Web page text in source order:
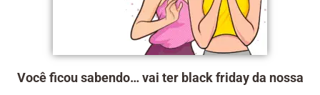
Você ficou sabendo… vai ter black friday da nossa